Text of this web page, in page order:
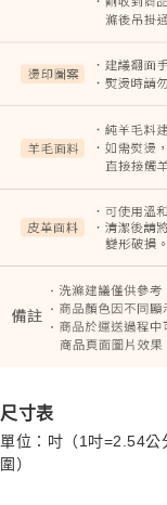
尺寸表
單位：吋（1吋=2.54
圍）